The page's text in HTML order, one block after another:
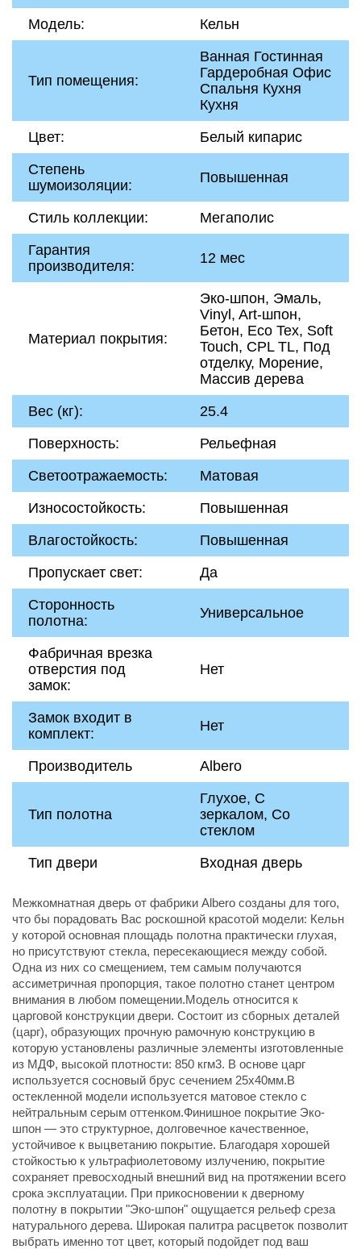
Модель:
Кельн
Тип помещения:
Ванная Гостинная
Гардеробная Офис
Спальня Кухня
Кухня
Цвет:
Белый кипарис
Степень
шумоизоляции:
Повышенная
Стиль коллекции:
Мегаполис
Гарантия
производителя:
12 мес
Материал покрытия:
Эко-шпон, Эмаль,
Vinyl, Art-шпон,
Бетон, Eco Tex, Soft
Touch, CPL TL, Под
отделку, Морение,
Массив дерева
Вес (кг):
25.4
Поверхность:
Рельефная
Светоотражаемость:
Матовая
Износостойкость:
Повышенная
Влагостойкость:
Повышенная
Пропускает свет:
Да
Сторонность
полотна:
Универсальное
Фабричная врезка
отверстия под
замок:
Нет
Замок входит в
комплект:
Нет
Производитель Albero
Тип полотна
Глухое, С
зеркалом, Со
стеклом
Тип двери
Входная дверь
Межкомнатная дверь от фабрики Albero созданы для того,
что бы порадовать Вас роскошной красотой модели: Кельн
у которой основная площадь полотна практически глухая,
но присутствуют стекла, пересекающиеся между собой.
Одна из них со смещением, тем самым получаются
ассиметричная пропорция, такое полотно станет центром
внимания в любом помещении.Модель относится к
царговой конструкции двери. Состоит из сборных деталей
(царг), образующих прочную рамочную конструкцию в
которую установлены различные элементы изготовленные
из МДФ, высокой плотности: 850 кгм3. В основе царг
используется сосновый брус сечением 25х40мм.В
остекленной модели используется матовое стекло с
нейтральным серым оттенком.Финишное покрытие Эко-
шпон — это структурное, долговечное качественное,
устойчивое к выцветанию покрытие. Благодаря хорошей
стойкостью к ультрафиолетовому излучению, покрытие
сохраняет превосходный внешний вид на протяжении всего
срока эксплуатации. При прикосновении к дверному
полотну в покрытии "Эко-шпон" ощущается рельеф среза
натурального дерева. Широкая палитра расцветок позволит
выбрать именно тот цвет, который подойдет под ваш